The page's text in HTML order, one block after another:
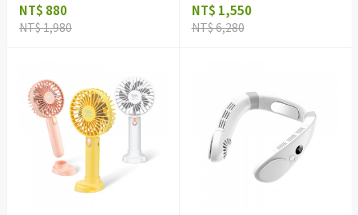
NT$ 880
NT$ 1,980
NT$ 1,550
NT$ 6,280